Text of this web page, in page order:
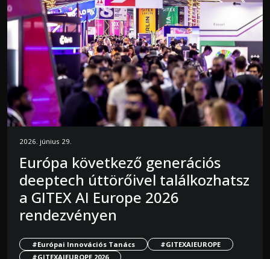
2026. június 29.
Európa következő generációs
deeptech úttörőivel találkozhatsz
a GITEX AI Europe 2026
rendezvényen
#Európai Innovációs Tanács
#GITEXAIEUROPE
#GITEXAIEUROPE 2026